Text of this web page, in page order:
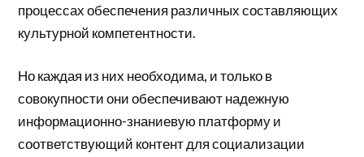
процессах обеспечения различных составляющих
культурной компетентности.
Но каждая из них необходима, и только в
совокупности они обеспечивают надежную
информационно-знаниевую платформу и
соответствующий контент для социализации